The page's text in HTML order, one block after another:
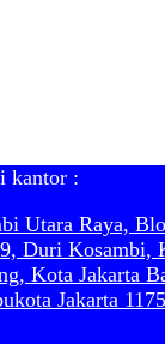
kantor :
Utara Raya,
Duri Kosambi,
Kota Jakarta
Jakarta